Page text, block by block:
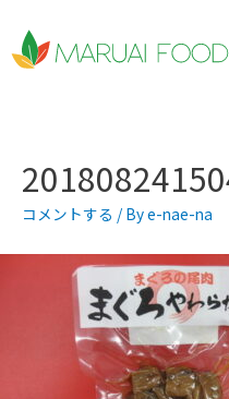
コメントする / Bye-nae-na